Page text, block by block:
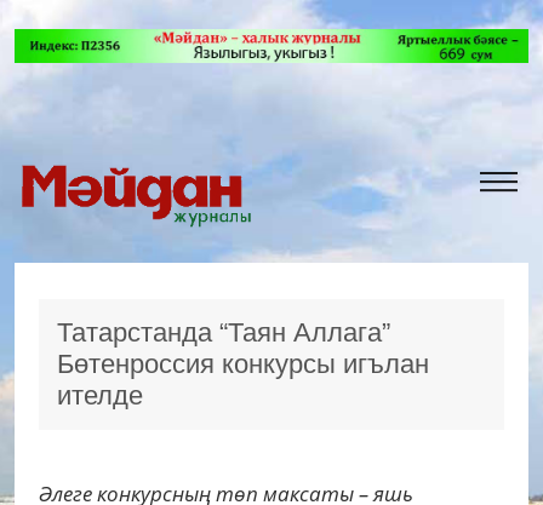
Татарстанда “Таян Аллага”
Бөтенроссия конкурсы игълан
ителде
Әлеге конкурсның төп максаты – яшь